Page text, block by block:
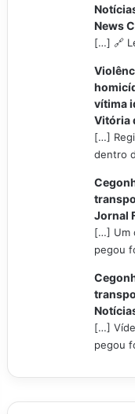
News
[…] 🔗
vítima
Vitória
[…]
dentro
Jornal
[…] Um
pegou
[…]
pegou